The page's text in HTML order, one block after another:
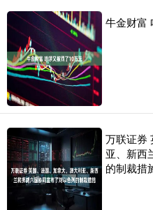
牛金财富
万联证券
亚、新西
的制裁措